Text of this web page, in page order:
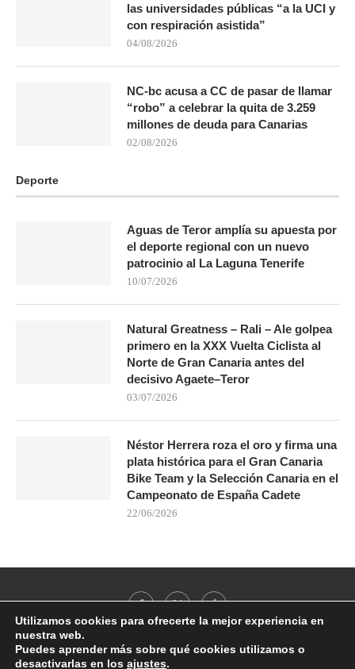
las universidades públicas “a la UCI y
con respiración asistida”
04/08/2026
NC-bc acusa a CC de pasar de llamar
“robo” a celebrar la quita de 3.259
millones de deuda para Canarias
02/08/2026
Deporte
Aguas de Teror amplía su apuesta por
el deporte regional con un nuevo
patrocinio al La Laguna Tenerife
10/07/2026
Natural Greatness – Rali – Ale golpea
primero en la XXX Vuelta Ciclista al
Norte de Gran Canaria antes del
decisivo Agaete–Teror
03/07/2026
Néstor Herrera roza el oro y firma una
plata histórica para el Gran Canaria
Bike Team y la Selección Canaria en el
Campeonato de España Cadete
22/06/2026
@2021 - All Right Reserved. Designed and Developed by
Utilizamos cookies para ofrecerte la mejor experiencia en
nuestra web.
Puedes aprender más sobre qué cookies utilizamos o
desactivarlas en los ajustes.